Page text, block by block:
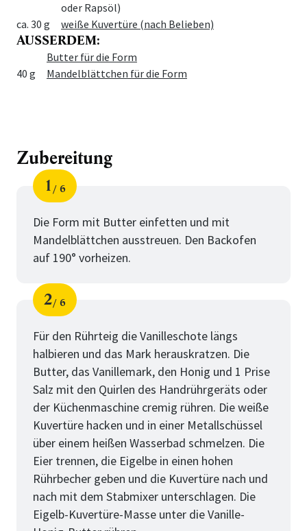
oder Rapsöl)
ca. 30 g
weiße Kuvertüre (nach Belieben)
AUSSERDEM:
Zutat
Butter für die Form
40 g
Mandelblättchen für die Form
Zubereitung
Schritt
1
von
6
Die Form mit Butter einfetten und mit
Mandelblättchen ausstreuen. Den Backofen
auf 190° vorheizen.
Schritt
2
von
6
Für den Rührteig die Vanilleschote längs
halbieren und das Mark herauskratzen. Die
Butter, das Vanillemark, den Honig und 1 Prise
Salz mit den Quirlen des Handrührgeräts oder
der Küchenmaschine cremig rühren. Die weiße
Kuvertüre hacken und in einer Metallschüssel
über einem heißen Wasserbad schmelzen. Die
Eier trennen, die Eigelbe in einen hohen
Rührbecher geben und die Kuvertüre nach und
nach mit dem Stabmixer unterschlagen. Die
Eigelb-Kuvertüre-Masse unter die Vanille-